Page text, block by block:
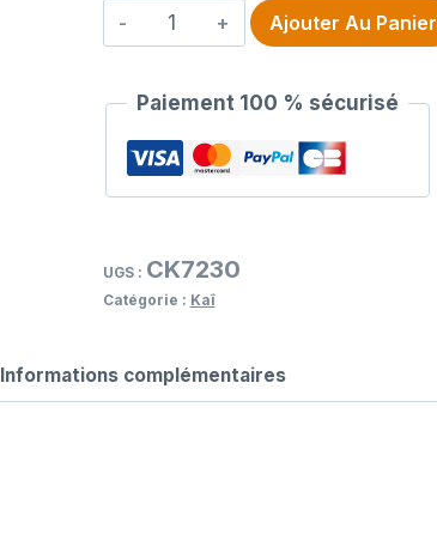
quantité
de
KAI
23
cm
Ajouter Au Panier
Paiement 100 % sécurisé
UGS : CK7230
Catégorie : Kaî
Informations complémentaires